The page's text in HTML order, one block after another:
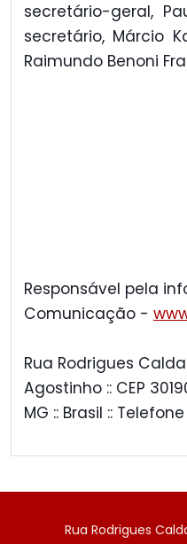
secretário-geral,
secretário, Márcio
Raimundo Benoni
Responsável pela
Comunicação -
Rua Rodrigues
Agostinho :: CEP
MG :: Brasil ::
Rua Rodrigues